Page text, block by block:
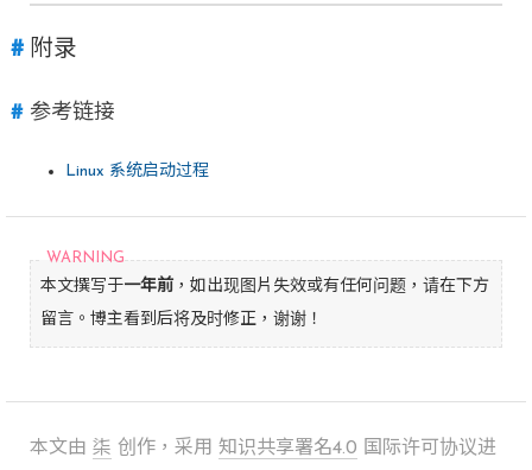
附录
参考链接
Linux 系统启动过程
本文撰写于一年前 ，如出现图片失效或有任何问题，请在下方
留言。博主看到后将及时修正，谢谢！
本文由 柒 创作，采用 知识共享署名4.0 国际许可协议进